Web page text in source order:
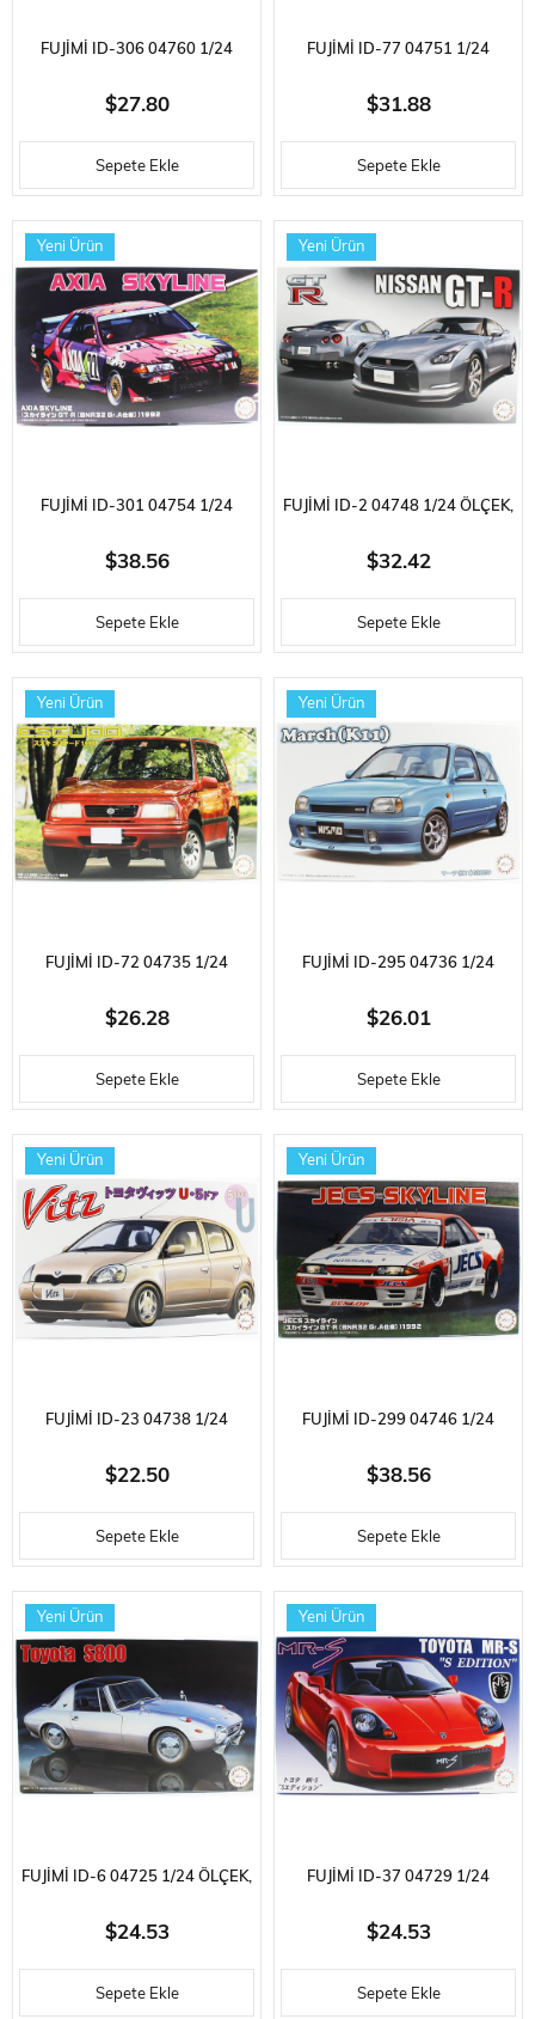
FUJIMI ID-306 04760 1/24
ÖLÇEK, TOYOTA MARK II TOURE
S, OTOMOBIL PLASTIK MODEL
KITI
$27.80
Sepete Ekle
FUJIMI ID-77 04751 1/24
ÖLÇEK, SUBARU LEGACY
TOURING WAGON GT-B E-
TUNEII / VERSION B, (CAM
BOYAMA MASKESI ILE),
OTOMOBIL PLASTI
$31.88
Sepete Ekle
FUJIMI ID-301 04754 1/24
ÖLÇEK, NISSAN AXIA SKYLINE
(SKYLINE GT-R [BNR32 GR.A])
1992, YARIŞ ARACI PLASTIK
MODEL KITI
$38.56
Sepete Ekle
Yeni Ürün
FUJIMI ID-2 04748 1/24 ÖLÇEK,
NISSAN GT-R, OTOMOBIL
PLASTIK MODEL KITI
$32.42
Sepete Ekle
Yeni Ürün
FUJIMI ID-72 04735 1/24
ÖLÇEK, SUZUKI
ESCUDO/VITARA 1994,
OTOMOBIL PLASTIK MODEL
$26.28
Sepete Ekle
Yeni Ürün
FUJIMI ID-295 04736 1/24
ÖLÇEK, NISSAN MARCH (K11)
NISMO, OTOMOBIL PLASTIK
MODEL KITI
$26.01
Sepete Ekle
Yeni Ürün
FUJIMI ID-23 04738 1/24
ÖLÇEK, TOYOTA VITZ 5DOORS
TYPE U, OTOMOBIL PLASTIK
MODEL KITI
$22.50
Sepete Ekle
Yeni Ürün
FUJIMI ID-299 04746 1/24
ÖLÇEK, NISSAN JECS SKYLINE
(SKYLINE GT-R [BNR32 GR.A])
1992, YARIŞ ARACI PLASTIK
MODEL KITI
$38.56
Sepete Ekle
Yeni Ürün
FUJIMI ID-6 04725 1/24 ÖLÇEK,
HONDA S800, OTOMOBIL
PLASTIK MODEL KITI
$24.53
Sepete Ekle
Yeni Ürün
FUJIMI ID-37 04729 1/24
ÖLÇEK, TOYOTA MR-S (S
EDITION), OTOMOBIL PLASTIK
MODEL KITI
$24.53
Sepete Ekle
Yeni Ürün